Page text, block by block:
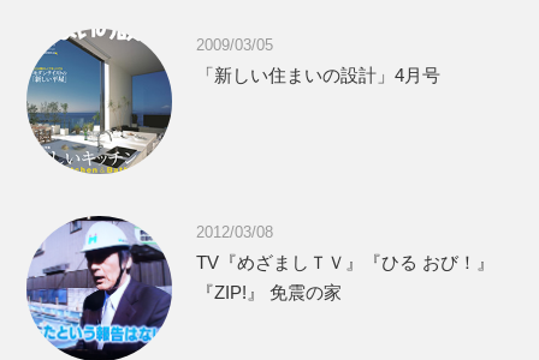
2009/03/05
「新しい住まいの設計」4月号
2012/03/08
TV『めざましＴＶ』『ひる おび！』
『ZIP!』 免震の家